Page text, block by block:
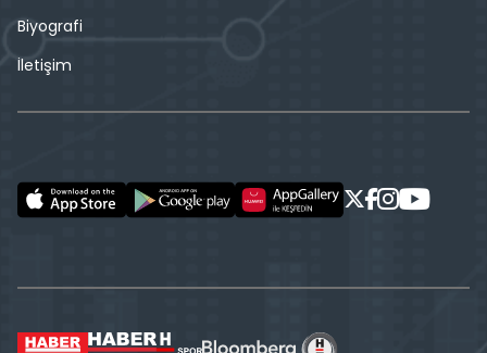
Biyografi
İletişim